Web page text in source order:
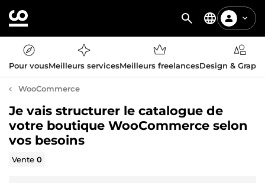
Pour vousMeilleurs servicesMeilleurs freelancesDesign &
WooCommerce
Je vais structurer le catalogue de
votre boutique WooCommerce selon
vos besoins
Vente0